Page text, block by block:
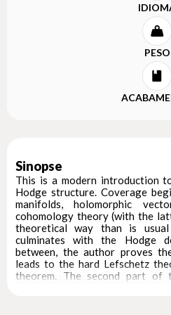
PESO
Sinopse
This is a modern introduction
Hodge structure. Coverage
manifolds, holomorphic
cohomology theory (with the
theoretical way than is
culminates with the Hodge
between, the author proves
leads to the hard Lefschetz
theorem. The second part of